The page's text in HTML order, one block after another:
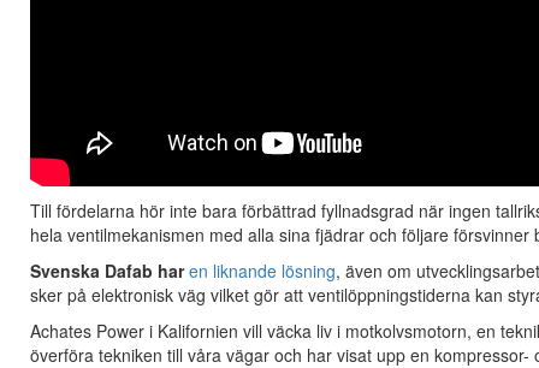
Till fördelarna hör inte bara förbättrad fyllnadsgrad när ingen
hela ventilmekanismen med alla sina fjädrar och följare
Svenska Dafab har en liknande lösning, även om
sker på elektronisk väg vilket gör att ventilöppningstiderna kan
Achates Power i Kalifornien vill väcka liv i motkolvsmotorn, en
överföra tekniken till våra vägar och har visat upp en